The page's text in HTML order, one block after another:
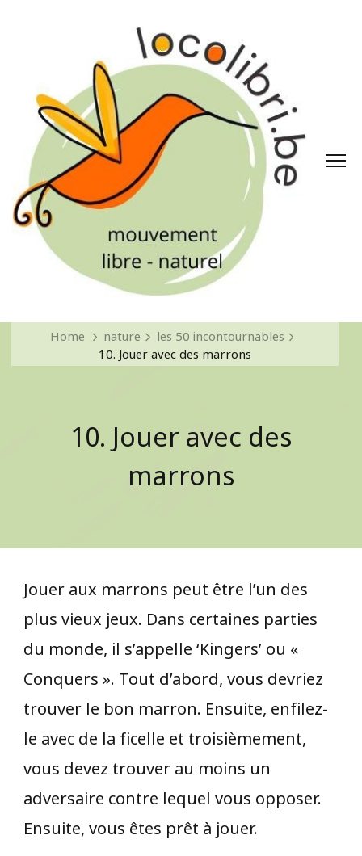
Home nature
les 50 incontournables
10. Jouer avec des marrons
10. Jouer avec des
marrons
Jouer aux marrons peut être l’un des
plus vieux jeux. Dans certaines parties
du monde, il s’appelle ‘Kingers’ ou «
Conquers ». Tout d’abord, vous devriez
trouver le bon marron. Ensuite, enfilez-
le avec de la ficelle et troisièmement,
vous devez trouver au moins un
adversaire contre lequel vous opposer.
Ensuite, vous êtes prêt à jouer.